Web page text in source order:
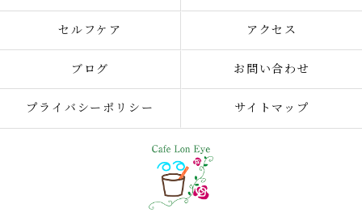
セルフケア アクセス
ブログ お問い合わせ
プライバシーポリシー サイトマップ